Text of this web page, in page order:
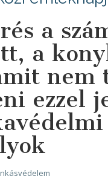
a
a
nem
ezzel